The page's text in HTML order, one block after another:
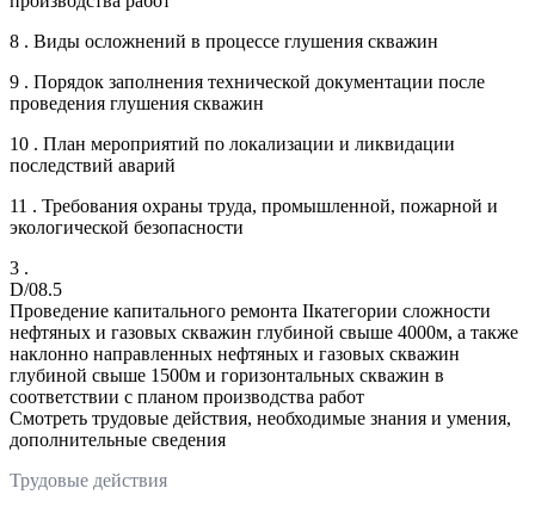
8 . Виды осложнений в процессе глушения скважин
9 . Порядок заполнения технической документации после
проведения глушения скважин
10 . План мероприятий по локализации и ликвидации
последствий аварий
11 . Требования охраны труда, промышленной, пожарной и
экологической безопасности
3 .
D/08.5
Проведение капитального ремонта IIкатегории сложности
нефтяных и газовых скважин глубиной свыше 4000м, а также
наклонно направленных нефтяных и газовых скважин
глубиной свыше 1500м и горизонтальных скважин в
соответствии с планом производства работ
Смотреть трудовые действия, необходимые знания и умения,
дополнительные сведения
Трудовые действия